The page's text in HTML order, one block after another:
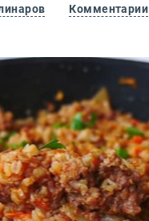
Комментарии